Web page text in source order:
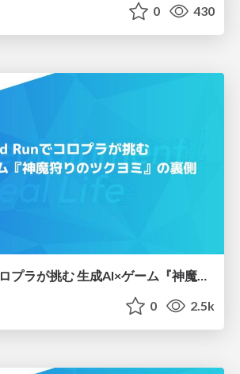
0 430
Cloud Runでコロプラが挑む 生成AI×ゲーム『神魔狩りのツクヨミ』の裏側
0 2.5k